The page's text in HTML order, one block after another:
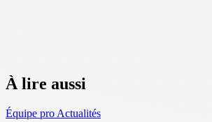
À lire aussi
Équipe pro Actualités